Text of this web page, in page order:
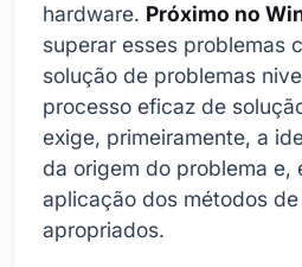
hardware. Próximo no
superar esses problemas
solução de problemas
processo eficaz de
exige, primeiramente, a
da origem do problema e,
aplicação dos métodos
apropriados.